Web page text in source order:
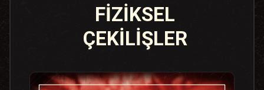
FİZİKSEL
ÇEKİLİŞLER